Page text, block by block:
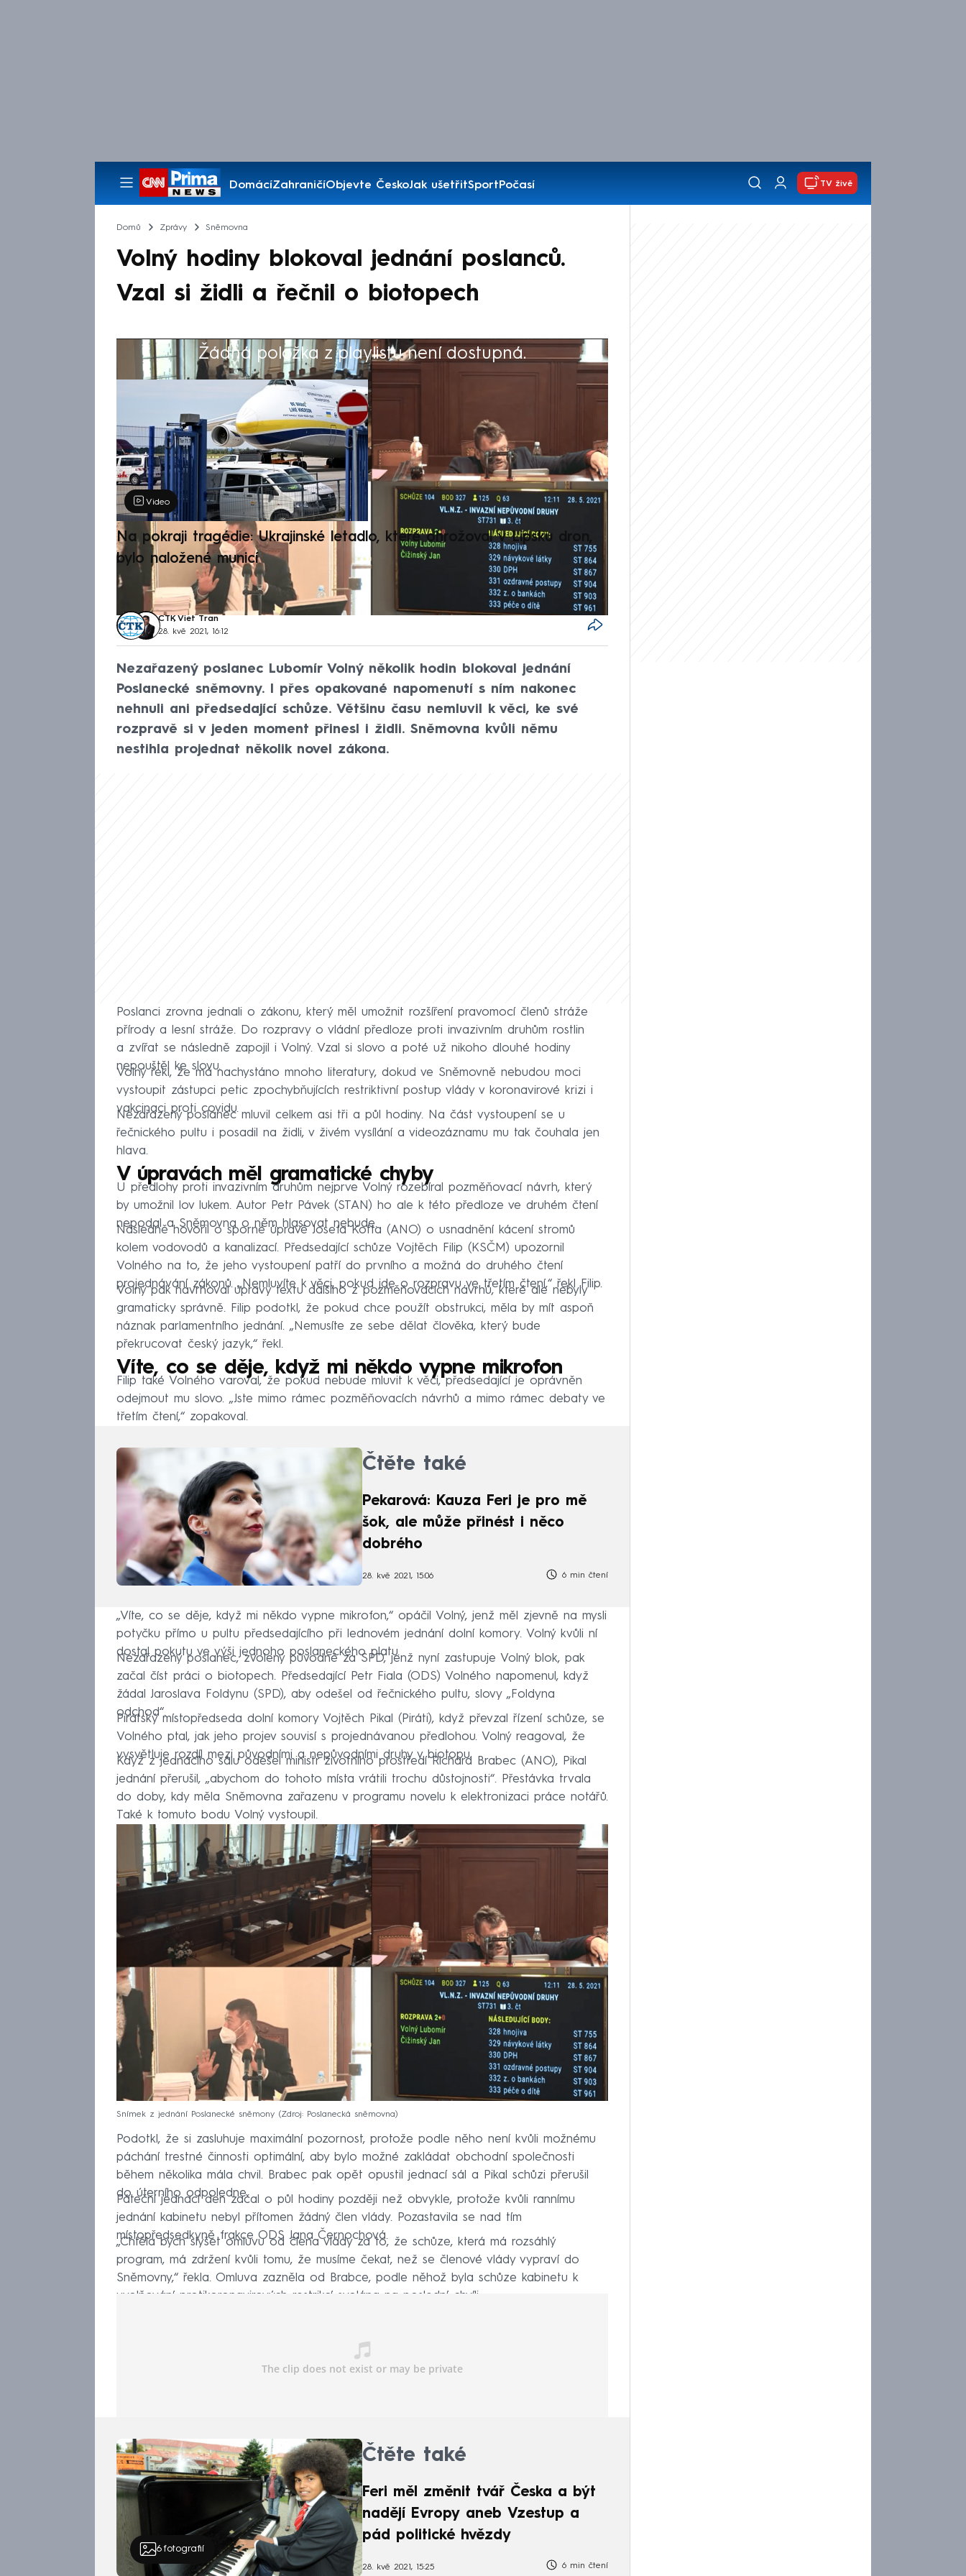
DomácíZahraničíObjevte ČeskoJak ušetřitSportPočasí
Pořady
TV živě
Domů Zprávy Sněmovna
Volný hodiny blokoval jednání poslanců.
Vzal si židli a řečnil o biotopech
Žádná položka z playlistu není dostupná.
Výběr redakce
Video
Na pokraji tragédie: Ukrajinské letadlo, které ohrožoval v Lipsku dron,
bylo naložené municí
ČTK, Viet Tran
28. kvě 2021, 16:12
Nezařazený poslanec Lubomír Volný několik hodin blokoval jednání
Poslanecké sněmovny. I přes opakované napomenutí s ním nakonec
nehnuli ani předsedající schůze. Většinu času nemluvil k věci, ke své
rozpravě si v jeden moment přinesl i židli. Sněmovna kvůli němu
nestihla projednat několik novel zákona.
Poslanci zrovna jednali o zákonu, který měl umožnit rozšíření pravomocí členů stráže
přírody a lesní stráže. Do rozpravy o vládní předloze proti invazivním druhům rostlin
a zvířat se následně zapojil i Volný. Vzal si slovo a poté už nikoho dlouhé hodiny
nepouštěl ke slovu.
Volný řekl, že má nachystáno mnoho literatury, dokud ve Sněmovně nebudou moci
vystoupit zástupci petic zpochybňujících restriktivní postup vlády v koronavirové krizi i
vakcinaci proti covidu.
Nezařazený poslanec mluvil celkem asi tři a půl hodiny. Na část vystoupení se u
řečnického pultu i posadil na židli, v živém vysílání a videozáznamu mu tak čouhala jen
hlava.
V úpravách měl gramatické chyby
U předlohy proti invazivním druhům nejprve Volný rozebíral pozměňovací návrh, který
by umožnil lov lukem. Autor Petr Pávek (STAN) ho ale k této předloze ve druhém čtení
nepodal a Sněmovna o něm hlasovat nebude.
Následně hovořil o sporné úpravě Josefa Kotta (ANO) o usnadnění kácení stromů
kolem vodovodů a kanalizací. Předsedající schůze Vojtěch Filip (KSČM) upozornil
Volného na to, že jeho vystoupení patří do prvního a možná do druhého čtení
projednávání zákonů. „Nemluvíte k věci, pokud jde o rozpravu ve třetím čtení,“ řekl Filip.
Volný pak navrhoval úpravy textu dalšího z pozměňovacích návrhů, které ale nebyly
gramaticky správně. Filip podotkl, že pokud chce použít obstrukci, měla by mít aspoň
náznak parlamentního jednání. „Nemusíte ze sebe dělat člověka, který bude
překrucovat český jazyk,“ řekl.
Víte, co se děje, když mi někdo vypne mikrofon
Filip také Volného varoval, že pokud nebude mluvit k věci, předsedající je oprávněn
odejmout mu slovo. „Jste mimo rámec pozměňovacích návrhů a mimo rámec debaty ve
třetím čtení,“ zopakoval.
Čtěte také
Pekarová: Kauza Feri je pro mě
šok, ale může přinést i něco
dobrého
28. kvě 2021, 15:06 6 min čtení
„Víte, co se děje, když mi někdo vypne mikrofon,“ opáčil Volný, jenž měl zjevně na mysli
potyčku přímo u pultu předsedajícího při lednovém jednání dolní komory. Volný kvůli ní
dostal pokutu ve výši jednoho poslaneckého platu.
Nezařazený poslanec, zvolený původně za SPD, jenž nyní zastupuje Volný blok, pak
začal číst práci o biotopech. Předsedající Petr Fiala (ODS) Volného napomenul, když
žádal Jaroslava Foldynu (SPD), aby odešel od řečnického pultu, slovy „Foldyna
odchod“.
Pirátský místopředseda dolní komory Vojtěch Pikal (Piráti), když převzal řízení schůze, se
Volného ptal, jak jeho projev souvisí s projednávanou předlohou. Volný reagoval, že
vysvětluje rozdíl mezi původními a nepůvodními druhy v biotopu.
Když z jednacího sálu odešel ministr životního prostředí Richard Brabec (ANO), Pikal
jednání přerušil, „abychom do tohoto místa vrátili trochu důstojnosti“. Přestávka trvala
do doby, kdy měla Sněmovna zařazenu v programu novelu k elektronizaci práce notářů.
Také k tomuto bodu Volný vystoupil.
Snímek z jednání Poslanecké sněmony Zdroj: Poslanecká sněmovna
Podotkl, že si zasluhuje maximální pozornost, protože podle něho není kvůli možnému
páchání trestné činnosti optimální, aby bylo možné zakládat obchodní společnosti
během několika mála chvil. Brabec pak opět opustil jednací sál a Pikal schůzi přerušil
do úterního odpoledne.
Páteční jednací den začal o půl hodiny později než obvykle, protože kvůli rannímu
jednání kabinetu nebyl přítomen žádný člen vlády. Pozastavila se nad tím
místopředsedkyně frakce ODS Jana Černochová.
„Chtěla bych slyšet omluvu od člena vlády za to, že schůze, která má rozsáhlý
program, má zdržení kvůli tomu, že musíme čekat, než se členové vlády vypraví do
Sněmovny,“ řekla. Omluva zazněla od Brabce, podle něhož byla schůze kabinetu k
uvolňování protikoronavirových restrikcí svolána na poslední chvíli.
6fotografií
Čtěte také
Feri měl změnit tvář Česka a být
nadějí Evropy aneb Vzestup a
pád politické hvězdy
28. kvě 2021, 15:25 6 min čtení